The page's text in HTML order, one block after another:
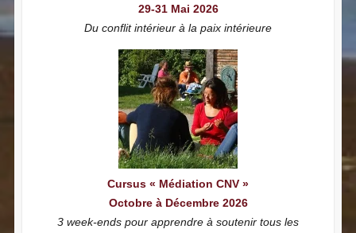
29-31 Mai 2026
Du conflit intérieur à la paix intérieure
Cursus « Médiation CNV »
Octobre à Décembre 2026
3 week-ends pour apprendre à soutenir tous les